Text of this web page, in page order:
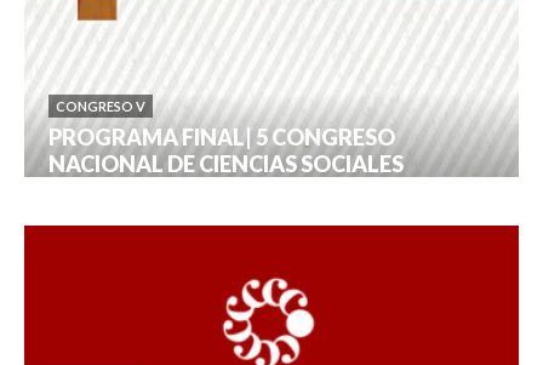
CONGRESO V
PROGRAMA FINAL| 5 CONGRESO
NACIONAL DE CIENCIAS SOCIALES